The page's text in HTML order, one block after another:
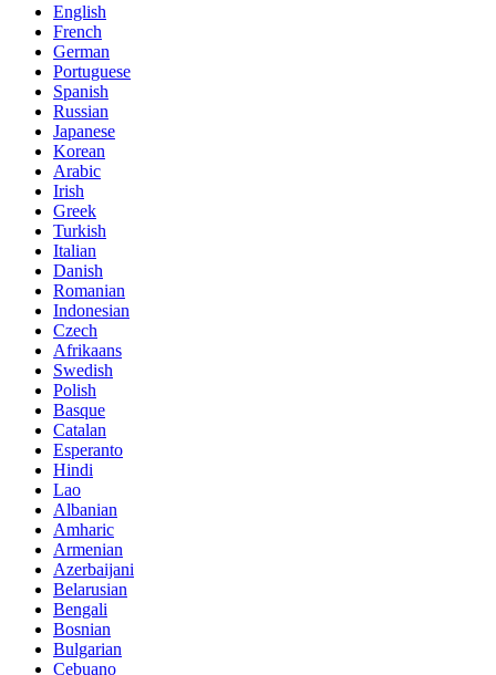
English
French
German
Portuguese
Spanish
Russian
Japanese
Korean
Arabic
Irish
Greek
Turkish
Italian
Danish
Romanian
Indonesian
Czech
Afrikaans
Swedish
Polish
Basque
Catalan
Esperanto
Hindi
Lao
Albanian
Amharic
Armenian
Azerbaijani
Belarusian
Bengali
Bosnian
Bulgarian
Cebuano